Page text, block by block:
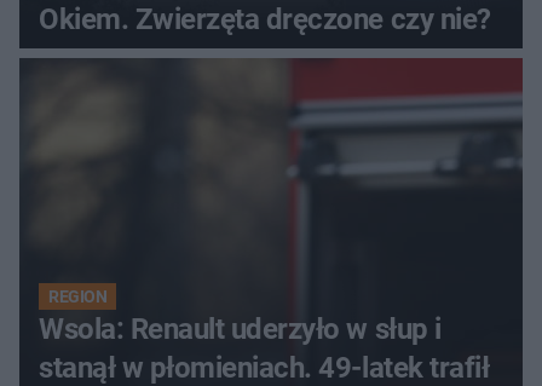
Okiem. Zwierzęta dręczone czy nie?
REGION
Wsola: Renault uderzyło w słup i
stanął w płomieniach. 49-latek trafił